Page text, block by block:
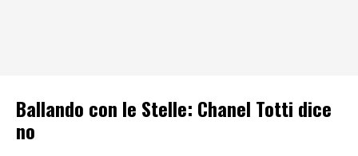
Ballando con le Stelle: Chanel Totti dice
no